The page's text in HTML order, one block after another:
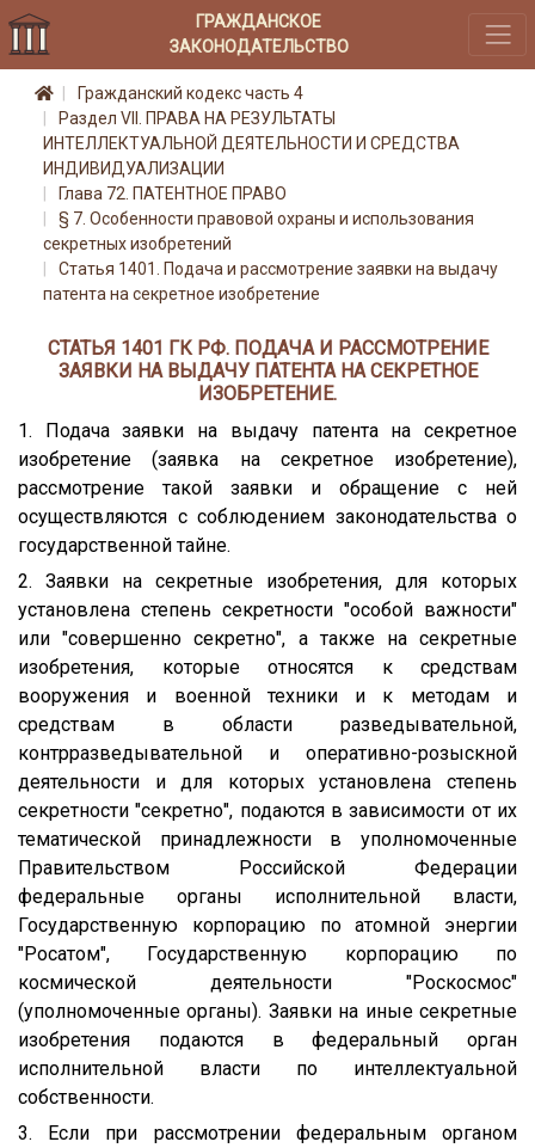
ГРАЖДАНСКОЕ
ЗАКОНОДАТЕЛЬСТВО
Гражданский кодекс часть 4
Раздел VII. ПРАВА НА РЕЗУЛЬТАТЫ
ИНТЕЛЛЕКТУАЛЬНОЙ ДЕЯТЕЛЬНОСТИ И СРЕДСТВА
ИНДИВИДУАЛИЗАЦИИ
Глава 72. ПАТЕНТНОЕ ПРАВО
§ 7. Особенности правовой охраны и использования
секретных изобретений
Статья 1401. Подача и рассмотрение заявки на выдачу
патента на секретное изобретение
СТАТЬЯ 1401 ГК РФ. ПОДАЧА И РАССМОТРЕНИЕ
ЗАЯВКИ НА ВЫДАЧУ ПАТЕНТА НА СЕКРЕТНОЕ
ИЗОБРЕТЕНИЕ.
1. Подача заявки на выдачу патента на секретное
изобретение (заявка на секретное изобретение),
рассмотрение такой заявки и обращение с ней
осуществляются с соблюдением законодательства о
государственной тайне.
2. Заявки на секретные изобретения, для которых
установлена степень секретности "особой важности"
или "совершенно секретно", а также на секретные
изобретения, которые относятся к средствам
вооружения и военной техники и к методам и
средствам в области разведывательной,
контрразведывательной и оперативно-розыскной
деятельности и для которых установлена степень
секретности "секретно", подаются в зависимости от их
тематической принадлежности в уполномоченные
Правительством Российской Федерации
федеральные органы исполнительной власти,
Государственную корпорацию по атомной энергии
"Росатом", Государственную корпорацию по
космической деятельности "Роскосмос"
(уполномоченные органы). Заявки на иные секретные
изобретения подаются в федеральный орган
исполнительной власти по интеллектуальной
собственности.
3. Если при рассмотрении федеральным органом